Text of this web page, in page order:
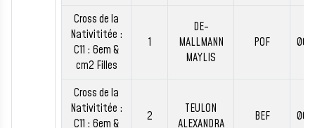
Cross de la
Nativititée :
C11 : 6em &
cm2 Filles
1
DE-
MALLMANN
MAYLIS
POF
Cross de la
Nativititée :
C11 : 6em &
2
TEULON
ALEXANDRA
BEF